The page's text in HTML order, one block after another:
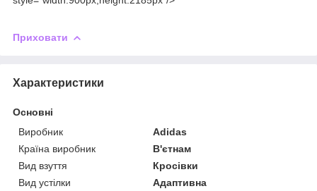
Приховати
Характеристики
Основні
Виробник
Adidas
Країна виробник
В'єтнам
Вид взуття
Кросівки
Вид устілки
Адаптивна